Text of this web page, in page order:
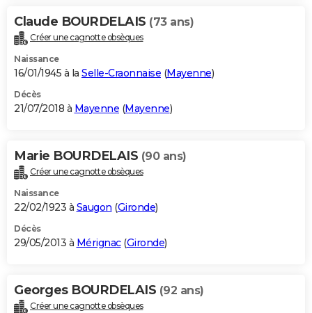
Claude BOURDELAIS (73 ans)
Créer une cagnotte obsèques
Naissance
16/01/1945 à la Selle-Craonnaise (Mayenne)
Décès
21/07/2018 à Mayenne (Mayenne)
Marie BOURDELAIS (90 ans)
Créer une cagnotte obsèques
Naissance
22/02/1923 à Saugon (Gironde)
Décès
29/05/2013 à Mérignac(Gironde)
Georges BOURDELAIS (92 ans)
Créer une cagnotte obsèques